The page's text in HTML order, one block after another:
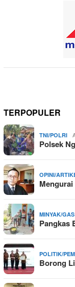
TERPOPULER
TNI/POLRI
Polsek
OPINI/
MINYAK/GAS
Pangkas
POLITIK/
Borong